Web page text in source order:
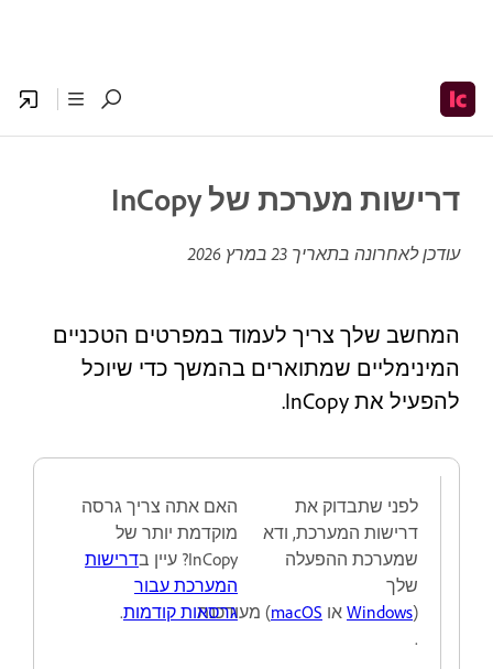
דרישות מערכת של InCopy
עודכן לאחרונה בתאריך 23 במרץ 2026
המחשב שלך צריך לעמוד במפרטים הטכניים
המינימליים שמתוארים בהמשך כדי שיוכל
להפעיל את InCopy.
לפני שתבדוק את
דרישות המערכת, ודא
שמערכת ההפעלה
שלך
(
Windows או macOS) מעודכנת
.
האם אתה צריך גרסה
מוקדמת יותר של
InCopy? עיין ב
דרישות
המערכת עבור
גרסאות קודמות.